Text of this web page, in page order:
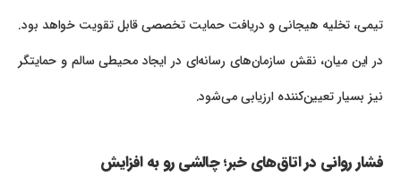
تیمی، تخلیه هیجانی و دریافت حمایت تخصصی قابل تقویت خواهد بود.
در این میان، نقش سازمان‌های رسانه‌ای در ایجاد محیطی سالم و حمایتگر
نیز بسیار تعیین‌کننده ارزیابی می‌شود.
فشار روانی در اتاق‌های خبر؛ چالشی رو به افزایش